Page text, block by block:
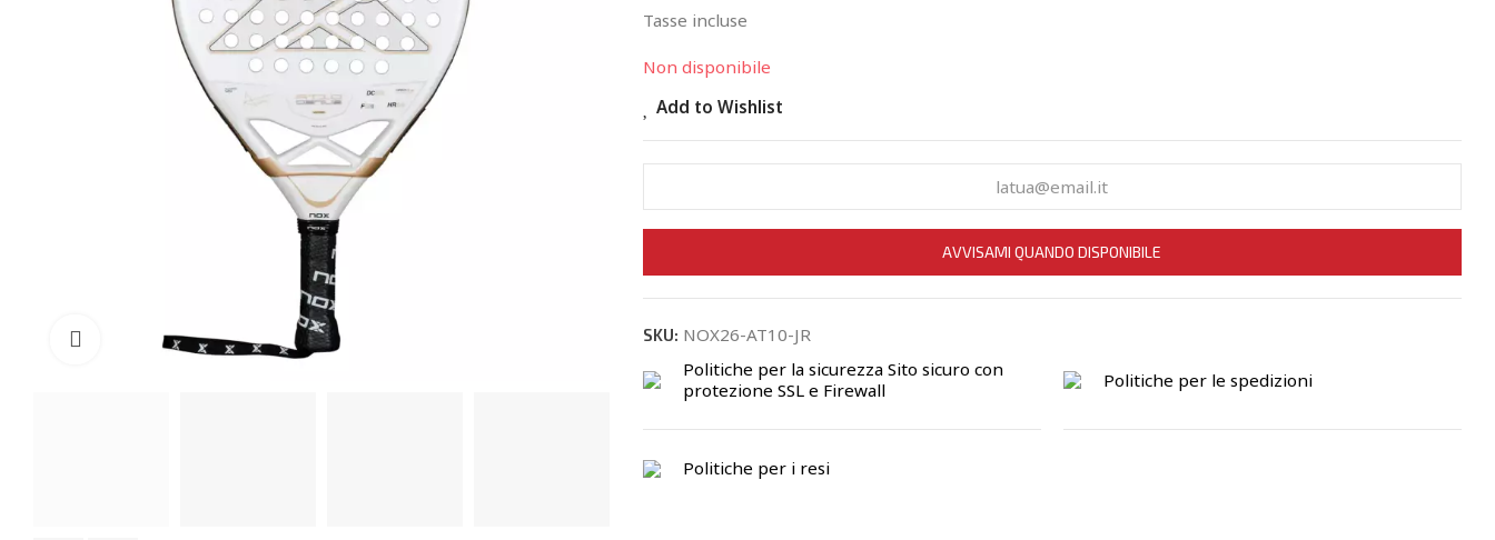
Click to enlarge
Tasse incluse
Non disponibile
Add to Wishlist
AVVISAMI QUANDO DISPONIBILE
SKU: NOX26-AT10-JR
Politiche per la sicurezza Sito sicuro con
protezione SSL e Firewall
Politiche per le spedizioni
Politiche per i resi